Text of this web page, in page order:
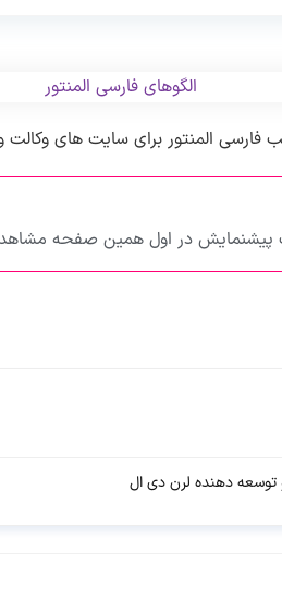
نسخه وردپرس مورد نیاز : ۵ به بالا ( ترجیحا آخرین نسخه منتشر شده )
طراحی و توسعه : تیم لرن دی ال
در اول همین صفحه
دهنده لرن دی ال